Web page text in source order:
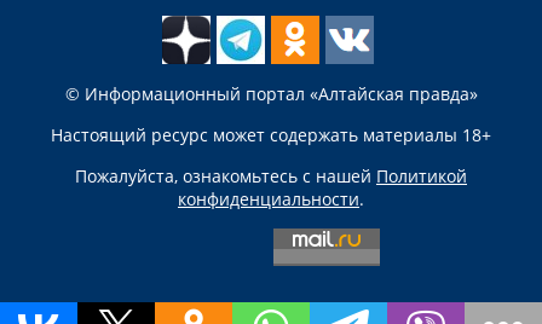
© Информационный портал «Алтайская правда»
Настоящий ресурс может содержать материалы 18+
Пожалуйста, ознакомьтесь с нашей Политикой
конфиденциальности.